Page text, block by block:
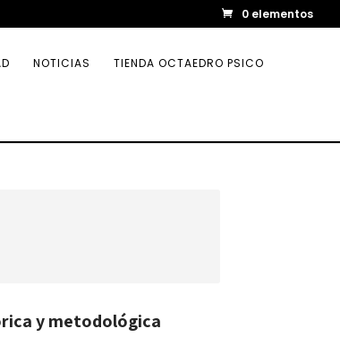
0 elementos
NOTICIAS TIENDA OCTAEDRO PSICO
y metodológica